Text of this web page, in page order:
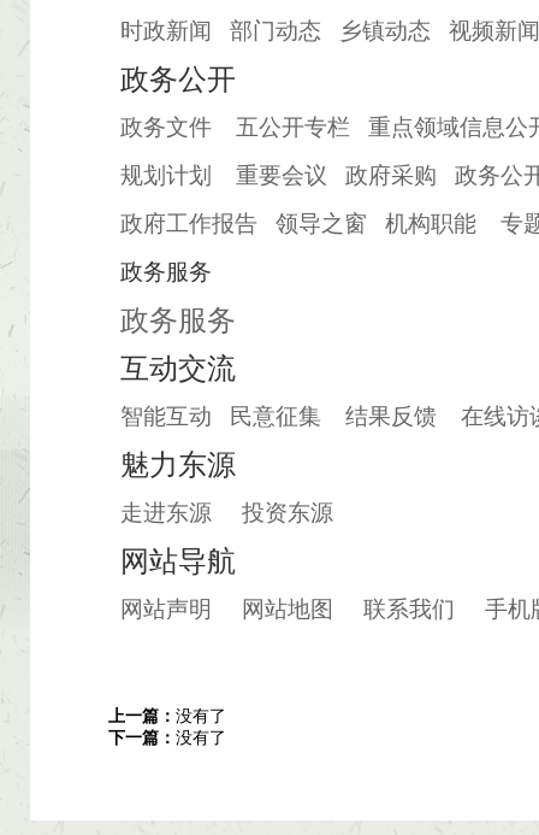
时政新闻 部门动态 乡镇动态 视频新闻
政务公开
政务文件 五公开专栏
重点领域信息公
规划计划
重要会议 政府采购
政务公
政府工作报告
领导之窗 机构职能
专
政务服务
政务服务
互动交流
智能互动 民意征集 结果反馈 在线访
魅力东源
走进东源 投资东源
网站导航
网站声明 网站地图 联系我们 手机
上一篇： 没有了
下一篇： 没有了